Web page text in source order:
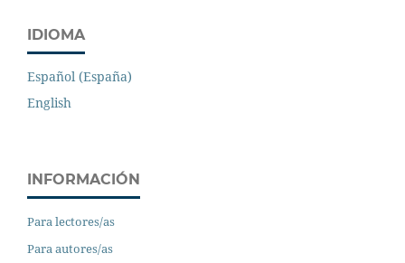
IDIOMA
Español (España)
English
INFORMACIÓN
Para lectores/as
Para autores/as